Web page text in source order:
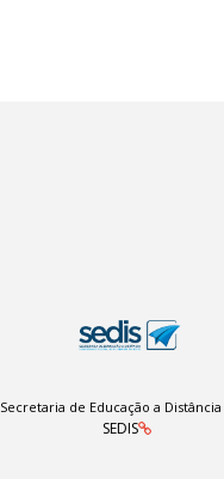
Secretaria de Educação a Distância
SEDIS